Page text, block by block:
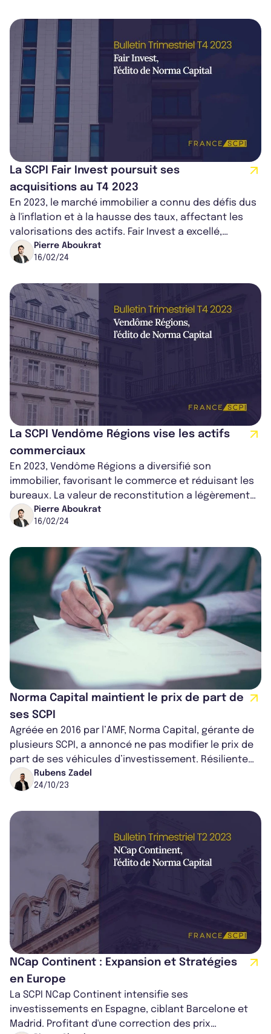
La SCPI Fair Invest poursuit ses
acquisitions au T4 2023
En 2023, le marché immobilier a connu des défis dus
à l'inflation et à la hausse des taux, affectant les
valorisations des actifs. Fair Invest a excellé,
acquérant 8 actifs et réal...
Pierre Aboukrat
16/02/24
La SCPI Vendôme Régions vise les actifs
commerciaux
En 2023, Vendôme Régions a diversifié son
immobilier, favorisant le commerce et réduisant les
bureaux. La valeur de reconstitution a légèrement
baissé, mais une gestion prudente et...
Pierre Aboukrat
16/02/24
Norma Capital maintient le prix de part de
ses SCPI
Agréée en 2016 par l’AMF, Norma Capital, gérante de
plusieurs SCPI, a annoncé ne pas modifier le prix de
part de ses véhicules d’investissement. Résiliente
face à la crise immobili...
Rubens Zadel
24/10/23
NCap Continent : Expansion et Stratégies
en Europe
La SCPI NCap Continent intensifie ses
investissements en Espagne, ciblant Barcelone et
Madrid. Profitant d'une correction des prix